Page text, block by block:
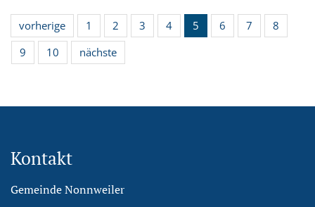
vorherige 1 2 3 4 5 6 7
8
9
10 nächste
Kontakt
Gemeinde Nonnweiler